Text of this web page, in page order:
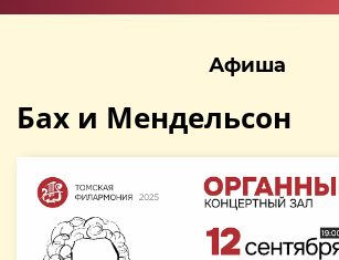
Афиша
Бах и Мендельсон